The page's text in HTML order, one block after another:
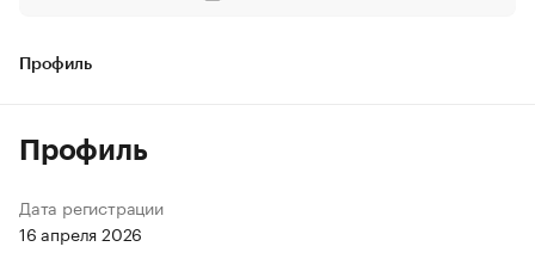
Профиль
Профиль
Дата регистрации
16 апреля 2026